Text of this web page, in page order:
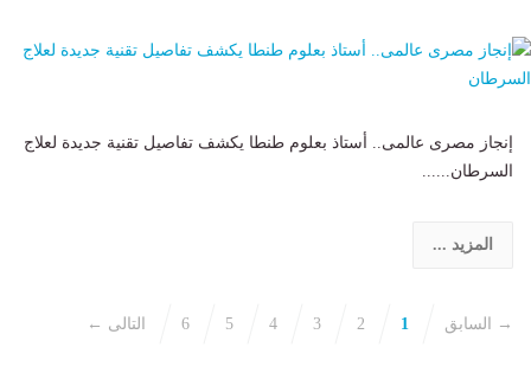
إنجاز مصرى عالمى.. أستاذ بعلوم طنطا يكشف تفاصيل تقنية جديدة لعلاج
السرطان......
المزيد ...
→ السابق 1
2
3
4
5
6 التالى ←